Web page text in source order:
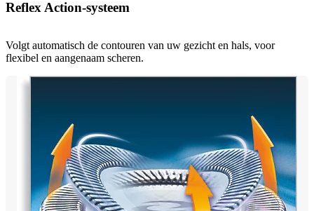
Reflex Action-systeem
Volgt automatisch de contouren van uw gezicht en hals, voor
flexibel en aangenaam scheren.